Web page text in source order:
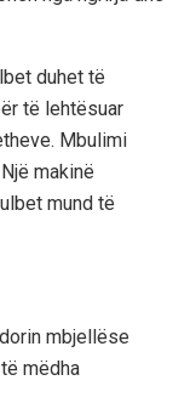
duhet të
të lehtësuar
Mbulimi
makinë
mund të
mbjellëse
mëdha